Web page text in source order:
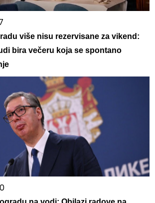
više nisu rezervisane za vikend:
bira večeru koja se spontano